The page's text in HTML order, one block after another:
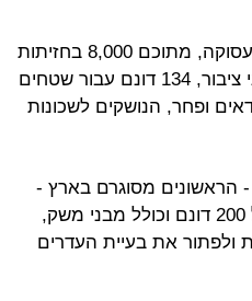
בנוסף כוללת התוכנית 19 אלף מ"ר שטחי מסחר ותעסוקה, מתוכם 8,000 בחזיתות
מסחריות משולבות במבני המגורים, 140 דונם למבני ציבור, 134 דונם עבור שטחים
ופחר, הנושקים לשכונות
- הראשונים מסוגרם בארץ -
בתחומה המערבי, בסמוך לדרך 264. המתחם בגודל 200 דונם וכולל מבני משק,
ולפתור את בעיית העדרים